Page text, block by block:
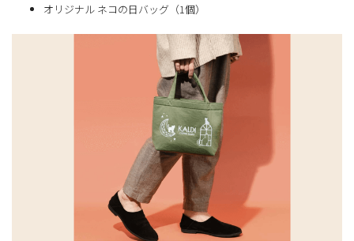
オリジナル ネコの日バッグ（1個）